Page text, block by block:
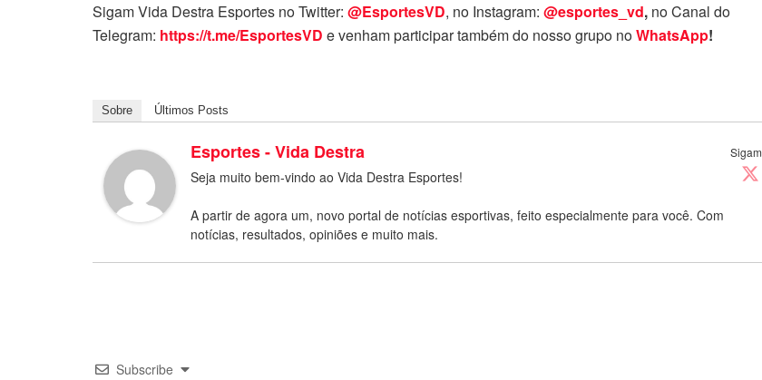
Sigam Vida Destra Esportes no Twitter: @EsportesVD, no Instagram: @esportes_vd, no Canal do
Telegram: https://t.me/EsportesVD e venham participar também do nosso grupo noWhatsApp!
Sobre Últimos Posts
Sigam
Esportes - Vida Destra
Seja muito bem-vindo ao Vida Destra Esportes!
A partir de agora um, novo portal de notícias esportivas, feito especialmente para você. Com
notícias, resultados, opiniões e muito mais.
Subscribe